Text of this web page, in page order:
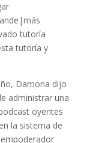
tutoría
tutoría y
Damona dijo
administrar una
oyentes
la sistema de